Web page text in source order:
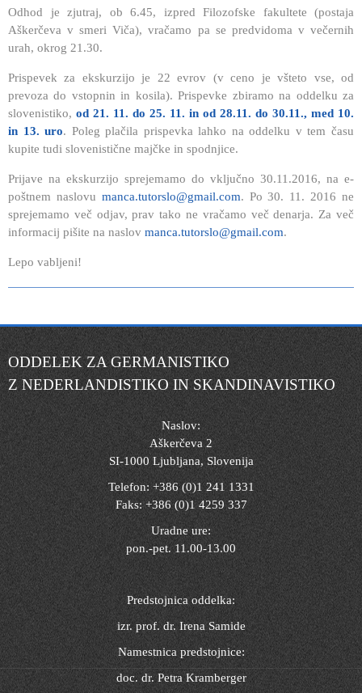
Odhod je zjutraj, ob 6.45, izpred Filozofske fakultete (postaja
Aškerčeva v smeri Viča), vračamo pa se predvidoma v večernih
urah, okrog 21.30.
Prispevek za ekskurzijo je 22 evrov (v ceno je všteto vse, od
prevoza do vstopnin in kosila). Prispevke zbiramo na oddelku za
slovenistiko, od 21. 11. do 25. 11. in od 28.11. do 30.11., med 10.
in 13. uro. Poleg plačila prispevka lahko na oddelku v tem času
kupite tudi slovenistične majčke in spodnjice.
Prijave na ekskurzijo sprejemamo do vključno 30.11.2016, na e-
poštnem naslovu manca.tutorslo@gmail.com. Po 30. 11. 2016 ne
sprejemamo več odjav, prav tako ne vračamo več denarja. Za več
informacij pišite na naslov manca.tutorslo@gmail.com.
Lepo vabljeni!
ODDELEK ZA GERMANISTIKO
Z NEDERLANDISTIKO IN SKANDINAVISTIKO
Naslov:
Aškerčeva 2
SI-1000 Ljubljana, Slovenija
Telefon: +386 (0)1 241 1331
Faks: +386 (0)1 4259 337
Uradne ure:
pon.-pet. 11.00-13.00
Predstojnica oddelka:
izr. prof. dr. Irena Samide
Namestnica predstojnice:
doc. dr. Petra Kramberger